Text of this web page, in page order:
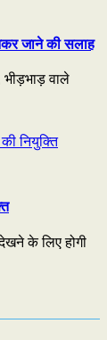
जाने की सलाह
भीड़भाड़ वाले
के लिए होगी